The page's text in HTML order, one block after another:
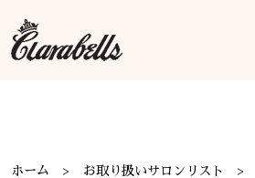
ホーム お取り扱いサロンリスト